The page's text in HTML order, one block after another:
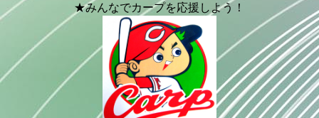
★みんなでカープを応援しよう！